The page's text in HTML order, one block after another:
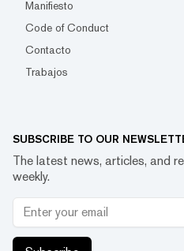
Manifiesto
Code of Conduct
Contacto
Trabajos
SUBSCRIBE TO OUR
The latest news, articles, and
weekly.